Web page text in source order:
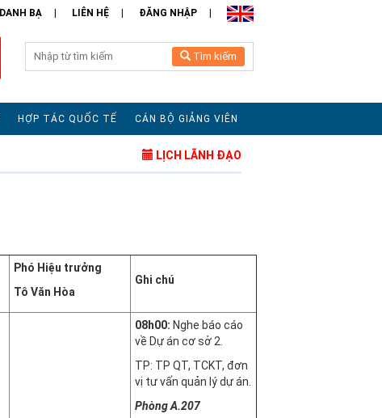
DANH BẠ LIÊN HỆ ĐĂNG NHẬP
Tìm kiếm
HỢP TÁC QUỐC TẾ CÁN BỘ GIẢNG VIÊN
LỊCH LÃNH ĐẠO
Phó Hiệu trưởng
Tô Văn Hòa
Ghi chú
08h00: Nghe báo cáo
về Dự án cơ sở 2.
TP: TP QT, TCKT, đơn
vị tư vấn quản lý dự án.
Phòng A.207